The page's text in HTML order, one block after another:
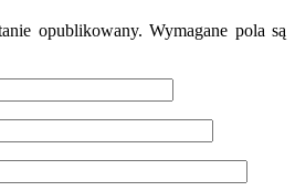
opublikowany. Wymagane pola są